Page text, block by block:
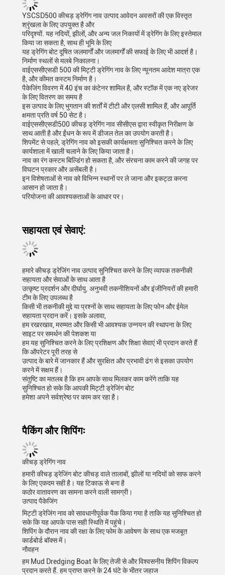
YSCSD500 कीचड़ ड्रेगिंग नाव उत्पाद आवेदन अवसरों की एक विस्तृत
श्रृंखला के लिए उपयुक्त है और
परिदृश्यों. यह नदियों, झीलों, और अन्य जल निकायों में ड्रेगिंग के लिए इस्तेमाल
किया जा सकता है, साथ ही भूमि के लिए
यह ड्रेगिंग बोट दूषित जलमार्गों और जलमार्गों की सफाई के लिए भी आदर्श है।
निर्माण स्थलों से मलबे निकालना।
वाईएससीएसडी 500 की मिट्टी ड्रेगिंग नाव के लिए न्यूनतम आदेश मात्रा एक
है, और कीमत कस्टम निर्माण है।
पैकेजिंग विवरण में 40 इंच का कंटेनर शामिल है, और स्टॉक में एक नए ड्रेजर
के लिए वितरण का समय है
इस उत्पाद के लिए भुगतान की शर्तों में टीटी और एलसी शामिल हैं, और आपूर्ति
क्षमता प्रति वर्ष 50 सेट है।
वाईएससीएसडी500 कीचड़ ड्रेगिंग नाव सीसीएस द्वारा स्वीकृत निरीक्षण के
साथ आती है और ईंधन के रूप में डीजल तेल का उपयोग करती है।
शिपमेंट से पहले, ड्रेगिंग नाव को इसकी कार्यक्षमता सुनिश्चित करने के लिए
कार्यशाला में खाली चलाने के लिए किया जाता है।
नाव का रंग कस्टम बिल्डिंग हो सकता है, और संरचना काम करने की जगह पर
विघटन प्रकार और असेंबली है।
इन विशेषताओं से नाव को विभिन्न स्थानों पर ले जाना और इकट्ठा करना
आसान हो जाता है।
परियोजना की आवश्यकताओं के आधार पर।
सहायता एवं सेवाएं:
हमारे कीचड़ ड्रेजिंग नाव उत्पाद सुनिश्चित करने के लिए व्यापक तकनीकी
सहायता और सेवाओं के साथ आता है
उत्कृष्ट प्रदर्शन और दीर्घायु. अनुभवी तकनीशियनों और इंजीनियरों की हमारी
टीम के लिए उपलब्ध है
किसी भी तकनीकी मुद्दे या प्रश्नों के साथ सहायता के लिए फोन और ईमेल
सहायता प्रदान करें। इसके अलावा,
हम रखरखाव, मरम्मत और किसी भी आवश्यक उन्नयन की स्थापना के लिए
साइट पर समर्थन की पेशकश या
हम यह सुनिश्चित करने के लिए प्रशिक्षण और शिक्षा सेवाएं भी प्रदान करते हैं
कि ऑपरेटर पूरी तरह से
उत्पाद के बारे में जानकार हैं और सुरक्षित और प्रभावी ढंग से इसका उपयोग
करने में सक्षम हैं।
संतुष्टि का मतलब है कि हम आपके साथ मिलकर काम करेंगे ताकि यह
सुनिश्चित हो सके कि आपकी मिट्टी ड्रेजिंग बोट
हमेशा अपने सर्वश्रेष्ठ पर काम कर रहा है।
पैकिंग और शिपिंगः
कीचड़ ड्रेगिंग नाव
हमारी कीचड़ ड्रेजिंग बोट कीचड़ वाले तालाबों, झीलों या नदियों को साफ करने
के लिए एकदम सही है। यह टिकाऊ से बना है
कठोर वातावरण का सामना करने वाली सामग्री।
उत्पाद पैकेजिंग
मिट्टी ड्रेजिंग नाव को सावधानीपूर्वक पैक किया गया है ताकि यह सुनिश्चित हो
सके कि यह आपके पास सही स्थिति में पहुंचे।
शिपिंग के दौरान नाव की रक्षा के लिए फोम के आवेषण के साथ एक मजबूत
कार्डबोर्ड बॉक्स में।
नौवहन
हम Mud Dredging Boat के लिए तेजी से और विश्वसनीय शिपिंग विकल्प
प्रदान करते हैं. हम प्राप्त करने के 24 घंटे के भीतर जहाज